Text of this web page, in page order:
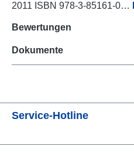
2011 ISBN 978-3-85161-0…
Bewertungen
Dokumente
Service-Hotline